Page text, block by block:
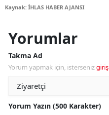
Kaynak: İHLAS HABER AJANSI
Yorumlar
Takma Ad
Yorum yapmak için, istersenizgiriş
Yorum Yazın (500 Karakter)